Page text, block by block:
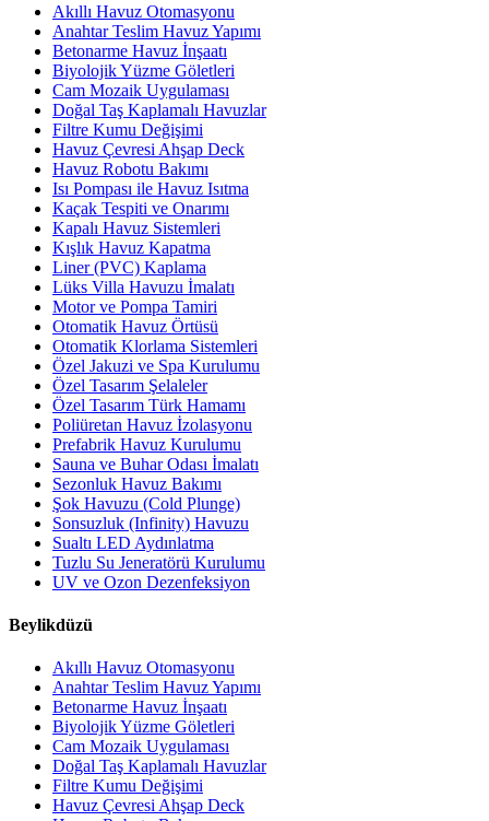
Akıllı Havuz Otomasyonu
Anahtar Teslim Havuz Yapımı
Betonarme Havuz İnşaatı
Biyolojik Yüzme Göletleri
Cam Mozaik Uygulaması
Doğal Taş Kaplamalı Havuzlar
Filtre Kumu Değişimi
Havuz Çevresi Ahşap Deck
Havuz Robotu Bakımı
Isı Pompası ile Havuz Isıtma
Kaçak Tespiti ve Onarımı
Kapalı Havuz Sistemleri
Kışlık Havuz Kapatma
Liner (PVC) Kaplama
Lüks Villa Havuzu İmalatı
Motor ve Pompa Tamiri
Otomatik Havuz Örtüsü
Otomatik Klorlama Sistemleri
Özel Jakuzi ve Spa Kurulumu
Özel Tasarım Şelaleler
Özel Tasarım Türk Hamamı
Poliüretan Havuz İzolasyonu
Prefabrik Havuz Kurulumu
Sauna ve Buhar Odası İmalatı
Sezonluk Havuz Bakımı
Şok Havuzu (Cold Plunge)
Sonsuzluk (Infinity) Havuzu
Sualtı LED Aydınlatma
Tuzlu Su Jeneratörü Kurulumu
UV ve Ozon Dezenfeksiyon
Beylikdüzü
Akıllı Havuz Otomasyonu
Anahtar Teslim Havuz Yapımı
Betonarme Havuz İnşaatı
Biyolojik Yüzme Göletleri
Cam Mozaik Uygulaması
Doğal Taş Kaplamalı Havuzlar
Filtre Kumu Değişimi
Havuz Çevresi Ahşap Deck